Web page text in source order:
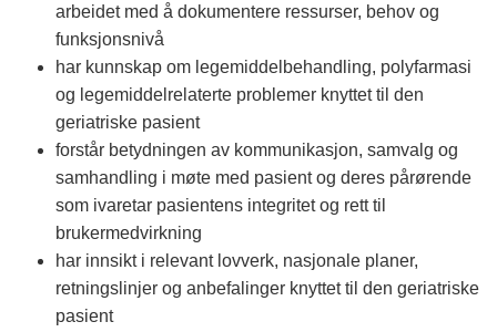
arbeidet med å dokumentere ressurser, behov og
funksjonsnivå
har kunnskap om legemiddelbehandling, polyfarmasi
og legemiddelrelaterte problemer knyttet til den
geriatriske pasient
forstår betydningen av kommunikasjon, samvalg og
samhandling i møte med pasient og deres pårørende
som ivaretar pasientens integritet og rett til
brukermedvirkning
har innsikt i relevant lovverk, nasjonale planer,
retningslinjer og anbefalinger knyttet til den geriatriske
pasient